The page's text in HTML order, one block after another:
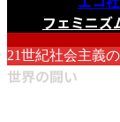
フェミニズ
21世紀社会主義
世界の闘い